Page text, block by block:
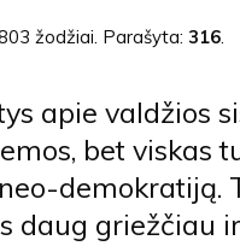
žodžiai . Parašyta: 316.
apie valdžios
bet viskas
demokratiją.
daug griežčiau